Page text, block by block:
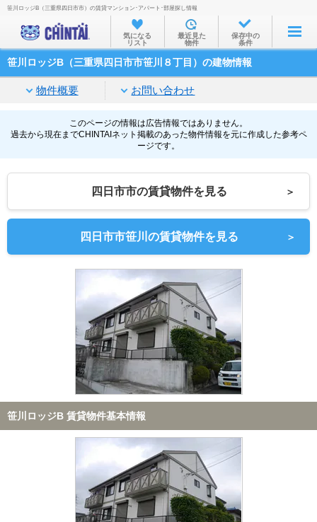
お部屋を探す
沿線・駅から
家賃相場から
通勤通学時間から
物件特集から
不動産会社から
TOP
笹川ロッジB（三重県四日市市）の賃貸マンション･アパート･部屋探し情報
気になる
リスト
最近見た
物件
保存中の
条件
笹川ロッジB（三重県四日市市笹川８丁目）の建物情報
物件概要 お問い合わせ
このページの情報は広告情報ではありません。
過去から現在までCHINTAIネット掲載のあった物件情報を元に作成した参考ペ
ージです。
四日市市の賃貸物件を見る ＞
四日市市笹川の賃貸物件を見る ＞
笹川ロッジB 賃貸物件基本情報